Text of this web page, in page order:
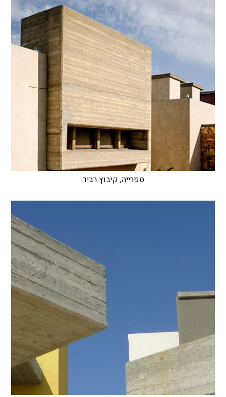
ספרייה, קיבוץ רביד